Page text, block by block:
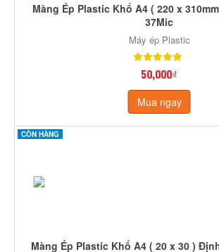
Màng Ép Plastic Khổ A4 ( 220 x
37Mic
Máy ép Plastic
50,000₫
Mua ngay
CÒN HÀNG
Màng Ép Plastic Khổ A4 ( 20 x 30 )